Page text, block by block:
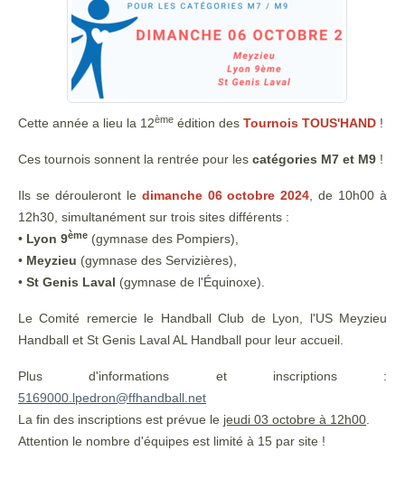
Cette année a lieu la 12ème édition des Tournois TOUS'HAND !
Ces tournois sonnent la rentrée pour les catégories M7 et M9 !
Ils se dérouleront le dimanche 06 octobre 2024 , de 10h00 à
12h30, simultanément sur trois sites différents :
• Lyon 9ème (gymnase des Pompiers),
• Meyzieu (gymnase des Servizières),
• St Genis Laval (gymnase de l'Équinoxe).
Le Comité remercie le Handball Club de Lyon, l'US Meyzieu
Handball et St Genis Laval AL Handball pour leur accueil.
Plus d'informations et inscriptions :
5169000.lpedron@ffhandball.net
La fin des inscriptions est prévue le jeudi 03 octobre à 12h00
Attention le nombre d'équipes est limité à 15 par site !